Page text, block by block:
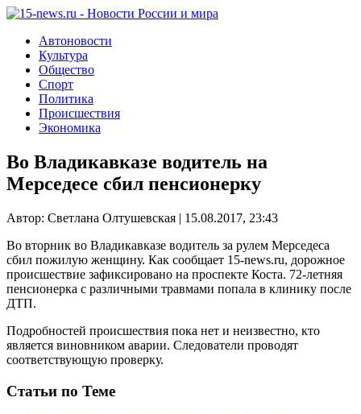
Автоновости
Культура
Общество
Спорт
Политика
Происшествия
Экономика
Во Владикавказе водитель на
Мерседесе сбил пенсионерку
Автор: Светлана Олтушевская | 15.08.2017, 23:43
Во вторник во Владикавказе водитель за рулем Мерседеса
сбил пожилую женщину. Как сообщает 15-news.ru, дорожное
происшествие зафиксировано на проспекте Коста. 72-летняя
пенсионерка с различными травмами попала в клинику после
ДТП.
Подробностей происшествия пока нет и неизвестно, кто
является виновником аварии. Следователи проводят
соответствующую проверку.
Статьи по Теме